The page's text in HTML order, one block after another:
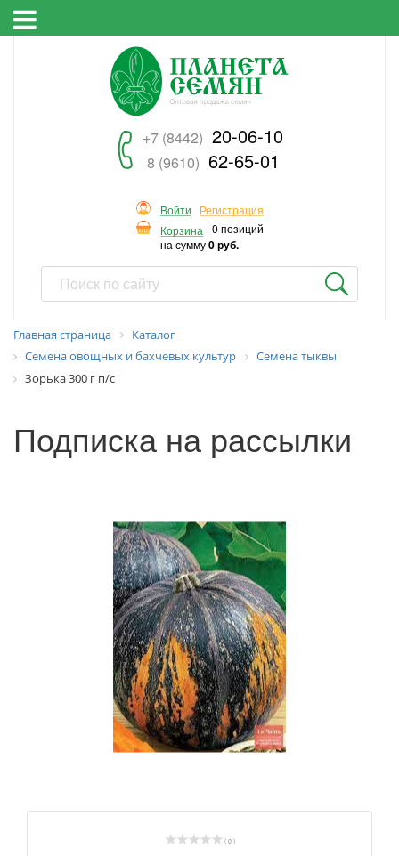
+7 (8442) 20-06-10
8 (9610) 62-65-01
Войти
Регистрация
Корзина
0 позиций
на сумму0 руб.
Главная страница
Каталог
Семена овощных и бахчевых культур
Семена тыквы
Зорька 300 г п/с
Подписка на рассылки
( 0 )